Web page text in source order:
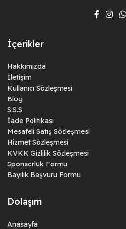
İçerikler
Hakkımızda
İletişim
Kullanıcı Sözleşmesi
Blog
S.S.S
İade Politikası
Mesafeli Satış Sözleşmesi
Hizmet Sözleşmesi
KVKK Gizlilik Sözleşmesi
Sponsorluk Formu
Bayilik Başvuru Formu
Dolaşım
Anasayfa